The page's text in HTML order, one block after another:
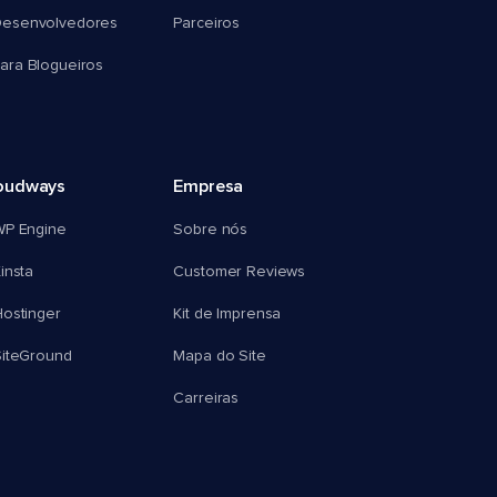
Blogueiros
Parceiros
Engine
Empresa
Sobre nós
Customer Reviews
Kit de Imprensa
Mapa do Site
Carreiras